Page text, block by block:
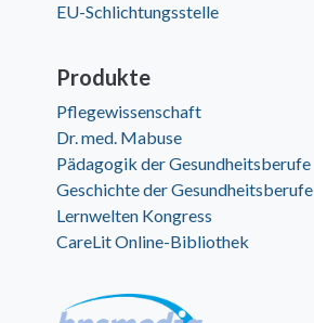
EU-Schlichtungsstelle
Produkte
Pflegewissenschaft
Dr. med. Mabuse
Pädagogik der Gesundheitsberufe
Geschichte der Gesundheitsberufe
Lernwelten Kongress
CareLit Online-Bibliothek